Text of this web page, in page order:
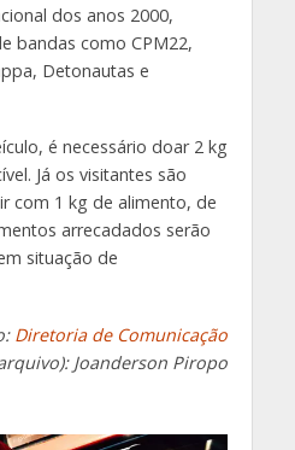
dos anos 2000,
bandas como CPM22,
Detonautas e
é necessário doar 2 kg
Já os visitantes são
com 1 kg de alimento, de
arrecadados serão
situação de
Diretoria de Comunicação
Joanderson Piropo